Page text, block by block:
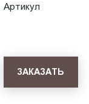
Артикул
ЗАКАЗАТЬ